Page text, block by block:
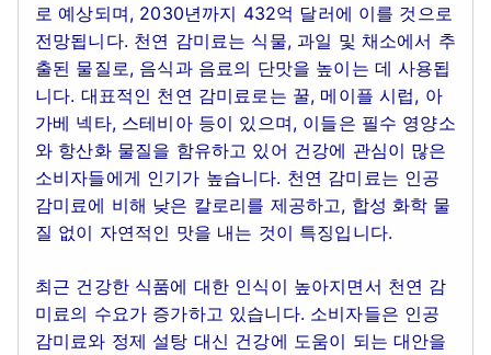
로 예상되며, 2030년까지 432억 달러에 이를 것으로
전망됩니다. 천연 감미료는 식물, 과일 및 채소에서 추
출된 물질로, 음식과 음료의 단맛을 높이는 데 사용됩
니다. 대표적인 천연 감미료로는 꿀, 메이플 시럽, 아
가베 넥타, 스테비아 등이 있으며, 이들은 필수 영양소
와 항산화 물질을 함유하고 있어 건강에 관심이 많은
소비자들에게 인기가 높습니다. 천연 감미료는 인공
감미료에 비해 낮은 칼로리를 제공하고, 합성 화학 물
질 없이 자연적인 맛을 내는 것이 특징입니다.
최근 건강한 식품에 대한 인식이 높아지면서 천연 감
미료의 수요가 증가하고 있습니다. 소비자들은 인공
감미료와 정제 설탕 대신 건강에 도움이 되는 대안을